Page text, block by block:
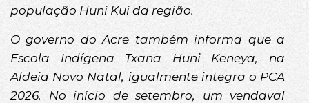
população Huni Kui da região.
O governo do Acre também informa que a
Escola Indígena Txana Huni Keneya, na
Aldeia Novo Natal, igualmente integra o PCA
2026. No início de setembro, um vendaval